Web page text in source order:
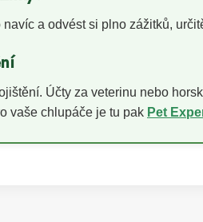
a odvést si plno zážitků,
Účty za veterinu nebo
vaše chlupáče je tu pak Pet